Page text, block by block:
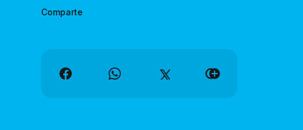
Comparte